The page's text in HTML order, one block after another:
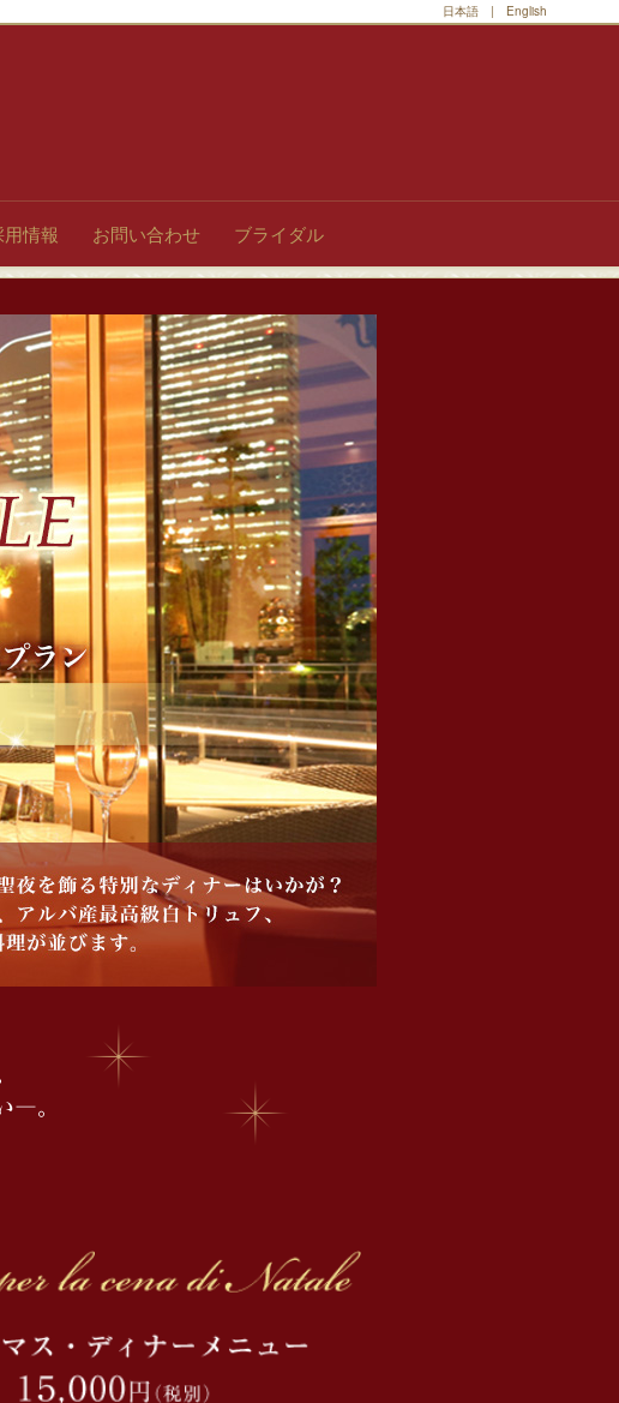
日本語 | English
情報 お問い合わせ ブライダル